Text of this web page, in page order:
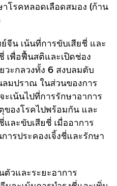
โรคหลอดเลือดสมอง (ก้าน
จีน เน้นที่การขับเสียชี่ และ
เพื่อฟื้นสติและเปิดช่อง
วะกลวงทั้ง 6 สงบลมตับ
ลมปราณ ในส่วนของการ
เน้นไปที่การรักษาอาการ
ของโรคไปพร้อมกัน และ
และขับเสียชี่ เมื่ออาการ
ารประคองเจิ้งชี่และรักษา
ตัวและระยะอาการ